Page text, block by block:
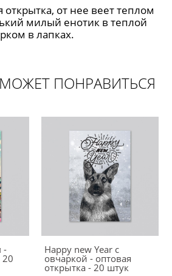
от нее веет теплом
милый енотик в теплой
в лапках.
ПОНРАВИТЬСЯ
-
20
Happy new Year с
овчаркой - оптовая
открытка - 20 штук